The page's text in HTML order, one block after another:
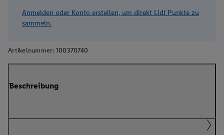
Anmelden oder Konto erstellen, um direkt Lidl Punkte zu
sammeln.
Artikelnummer: 100370740
Beschreibung